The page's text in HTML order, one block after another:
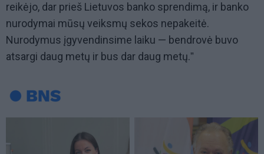
reikėjo, dar prieš Lietuvos banko sprendimą, ir banko
nurodymai mūsų veiksmų sekos nepakeitė.
Nurodymus įgyvendinsime laiku — bendrovė buvo
atsargi daug metų ir bus dar daug metų.ˮ